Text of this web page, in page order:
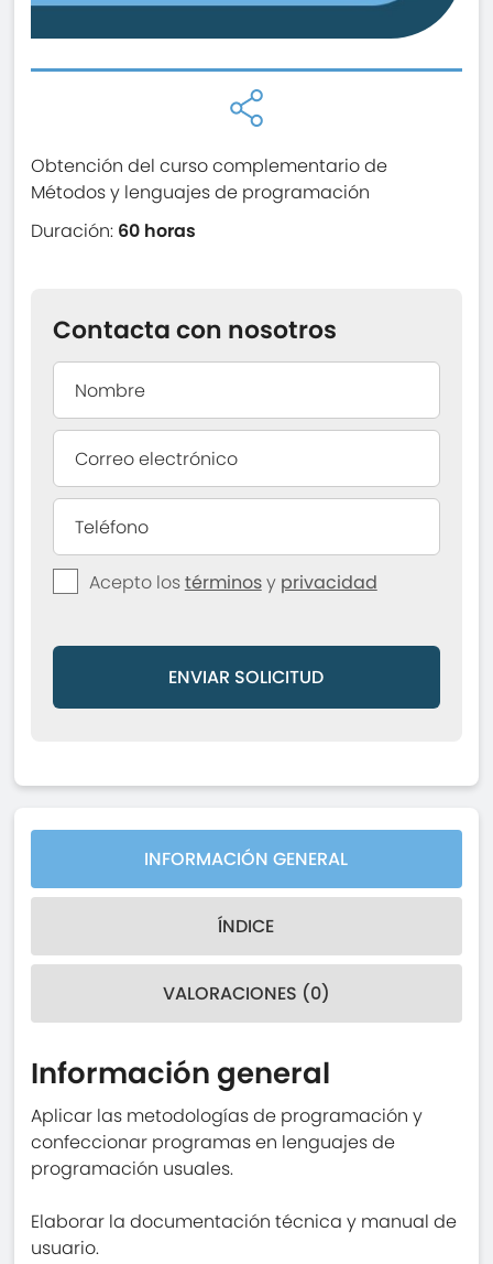
Obtención del curso complementario de
Métodos y lenguajes de programación
Duración: 60 horas
Contacta con nosotros
Acepto lostérminosy privacidad
ENVIAR SOLICITUD
INFORMACIÓN GENERAL
ÍNDICE
VALORACIONES (0)
Información general
Aplicar las metodologías de programación y
confeccionar programas en lenguajes de
programación usuales.
Elaborar la documentación técnica y manual de
usuario.